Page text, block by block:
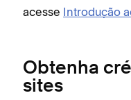
acesse Introdução
Obtenha
sites